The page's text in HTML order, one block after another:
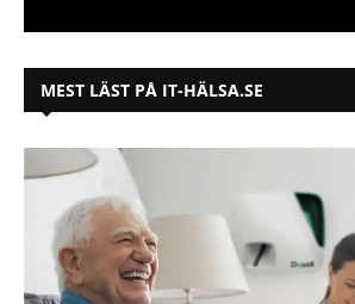
MEST LÄST PÅ IT-HÄLSA.SE